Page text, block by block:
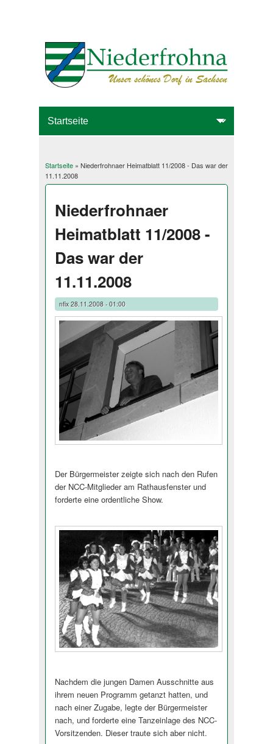
Sie sind hier
Startseite» Niederfrohnaer Heimatblatt 11/2008 - Das war der
11.11.2008
Niederfrohnaer
Heimatblatt 11/2008 -
Das war der
11.11.2008
nfix28.11.2008 - 01:00
Der Bürgermeister zeigte sich nach den Rufen
der NCC-Mitglieder am Rathausfenster und
forderte eine ordentliche Show.
Nachdem die jungen Damen Ausschnitte aus
ihrem neuen Programm getanzt hatten, und
nach einer Zugabe, legte der Bürgermeister
nach, und forderte eine Tanzeinlage des NCC-
Vorsitzenden. Dieser traute sich aber nicht.